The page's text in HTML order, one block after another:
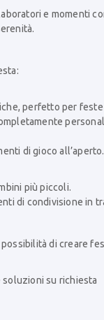
e momenti
perfetto per
di gioco all’aperto.
più piccoli.
di condivisione in
di creare
su richiesta